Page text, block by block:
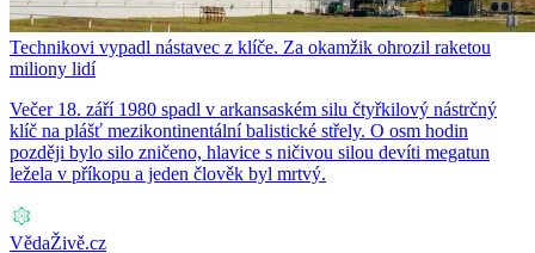
Technikovi vypadl nástavec z klíče. Za okamžik ohrozil raketou
miliony lidí
Večer 18. září 1980 spadl v arkansaském silu čtyřkilový nástrčný
klíč na plášť mezikontinentální balistické střely. O osm hodin
později bylo silo zničeno, hlavice s ničivou silou devíti megatun
ležela v příkopu a jeden člověk byl mrtvý.
VědaŽivě.cz